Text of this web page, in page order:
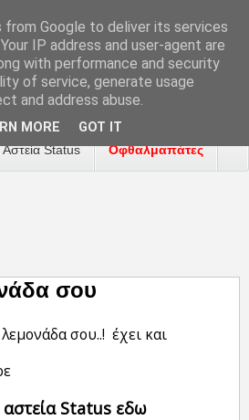
Αναφορά Προβλήματος
Αστεία Status Οφθαλμαπάτες
σου
σου..! έχει και
Status εδω
from Google to deliver its services
IP address and user-agent are
with performance and security
of service, generate usage
and address abuse.
MORE GOT IT